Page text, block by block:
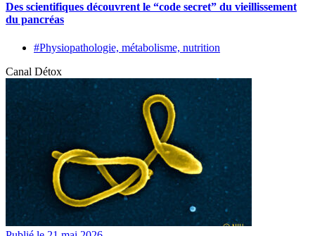
Des scientifiques découvrent le “code secret” du vieillissement
du pancréas
#Physiopathologie, métabolisme, nutrition
Canal Détox